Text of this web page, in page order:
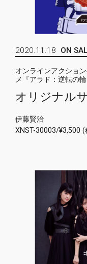
2020.11.18 ON
オンラインアクショ
メ『アラド：逆転の輪
オリジナル
伊藤賢治
XNST-30003/¥3,500